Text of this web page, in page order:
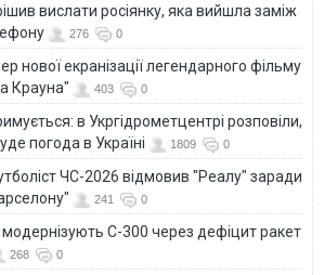
вислати росіянку, яка вийшла заміж
276 0
нової екранізації легендарного фільму
Крауна"
403 0
в Укргідрометцентрі розповіли,
погода в Україні
1809 0
ЧС-2026 відмовив "Реалу" заради
241 0
С-300 через дефіцит ракет
268 0